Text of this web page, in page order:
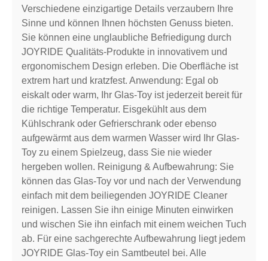
Verschiedene einzigartige Details verzaubern Ihre
Sinne und können Ihnen höchsten Genuss bieten.
Sie können eine unglaubliche Befriedigung durch
JOYRIDE Qualitäts-Produkte in innovativem und
ergonomischem Design erleben. Die Oberfläche ist
extrem hart und kratzfest. Anwendung: Egal ob
eiskalt oder warm, Ihr Glas-Toy ist jederzeit bereit für
die richtige Temperatur. Eisgekühlt aus dem
Kühlschrank oder Gefrierschrank oder ebenso
aufgewärmt aus dem warmen Wasser wird Ihr Glas-
Toy zu einem Spielzeug, dass Sie nie wieder
hergeben wollen. Reinigung & Aufbewahrung: Sie
können das Glas-Toy vor und nach der Verwendung
einfach mit dem beiliegenden JOYRIDE Cleaner
reinigen. Lassen Sie ihn einige Minuten einwirken
und wischen Sie ihn einfach mit einem weichen Tuch
ab. Für eine sachgerechte Aufbewahrung liegt jedem
JOYRIDE Glas-Toy ein Samtbeutel bei. Alle